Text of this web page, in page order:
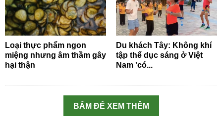
Loại thực phẩm ngon
miệng nhưng âm thầm gây
hại thận
Du khách Tây: Không khí
tập thể dục sáng ở Việt
Nam 'có...
BẤM ĐỂ XEM THÊM